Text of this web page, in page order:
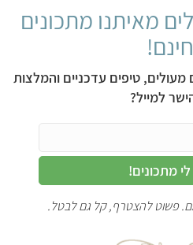
מאיתנו מתכונים
טיפים עדכניים והמלצות
למייל?
מתכונים!